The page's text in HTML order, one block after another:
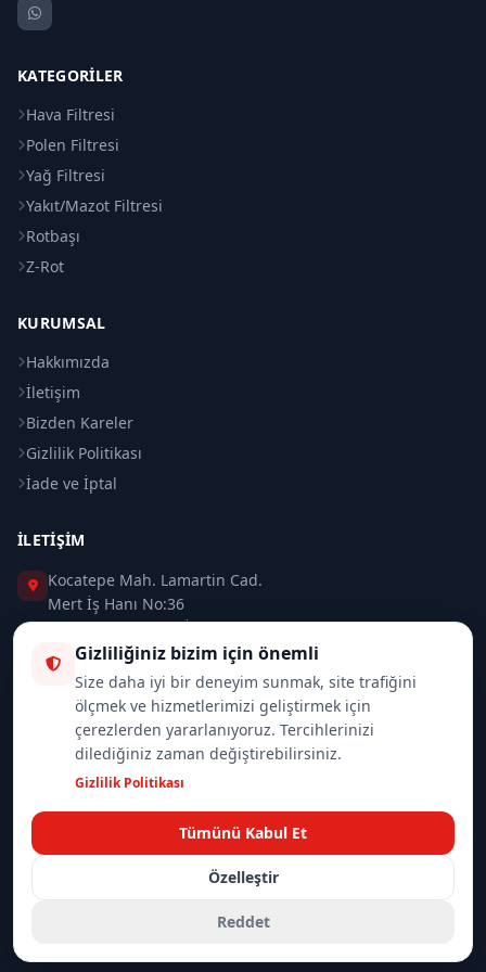
KATEGORILER
Hava Filtresi
Polen Filtresi
Yağ Filtresi
Yakıt/Mazot Filtresi
Rotbaşı
Z-Rot
KURUMSAL
Hakkımızda
İletişim
Bizden Kareler
Gizlilik Politikası
İade ve İptal
İLETIŞIM
Kocatepe Mah. Lamartin Cad.
Mert İş Hanı No:36
Taksim / Beyoğlu / İSTANBUL
0 (212) 235 37 83
0 (532) 418 08 46
info@merttrade.com
© 2026Mannlich | MertTrade.com— Tüm hakları saklıdır.
Gizlilikİade Politikası
Gizliliğiniz bizim için önemli
Size daha iyi bir deneyim sunmak, site trafiğini
ölçmek ve hizmetlerimizi geliştirmek için
çerezlerden yararlanıyoruz. Tercihlerinizi
dilediğiniz zaman değiştirebilirsiniz.
Gizlilik Politikası
Tümünü Kabul Et
Özelleştir
Reddet